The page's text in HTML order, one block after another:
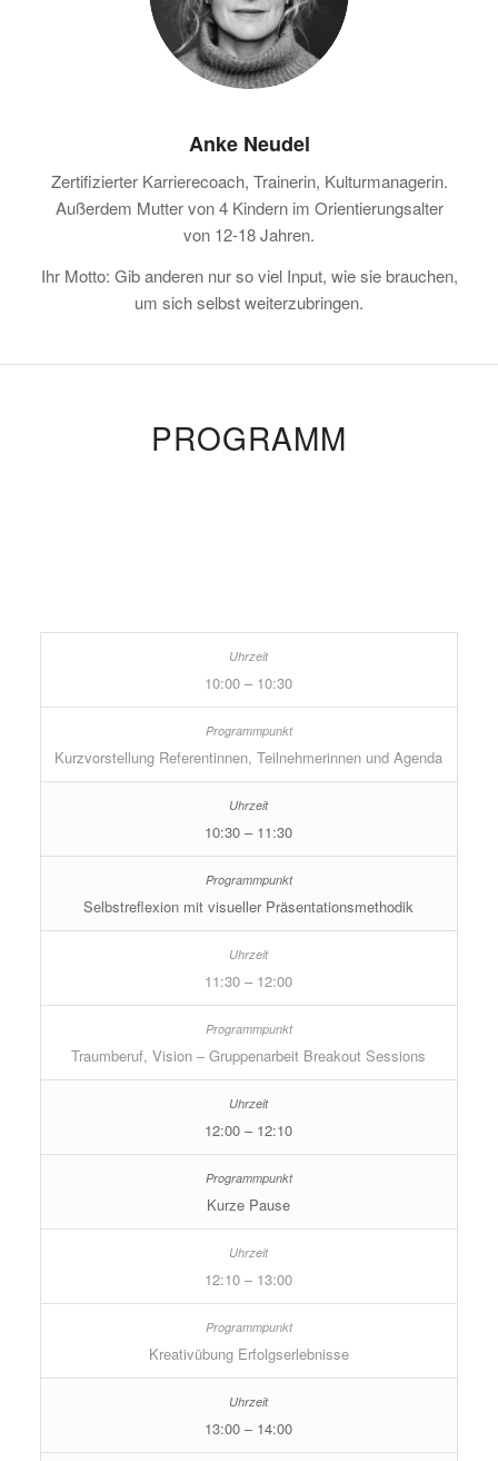
Anke Neudel
Zertifizierter Karrierecoach, Trainerin, Kulturmanagerin.
Außerdem Mutter von 4 Kindern im Orientierungsalter
von 12-18 Jahren.
Ihr Motto: Gib anderen nur so viel Input, wie sie brauchen,
um sich selbst weiterzubringen.
PROGRAMM
10:00 – 10:30
Kurzvorstellung Referentinnen, Teilnehmerinnen und Agenda
10:30 – 11:30
Selbstreflexion mit visueller Präsentationsmethodik
11:30 – 12:00
Traumberuf, Vision – Gruppenarbeit Breakout Sessions
12:00 – 12:10
Kurze Pause
12:10 – 13:00
Kreativübung Erfolgserlebnisse
13:00 – 14:00